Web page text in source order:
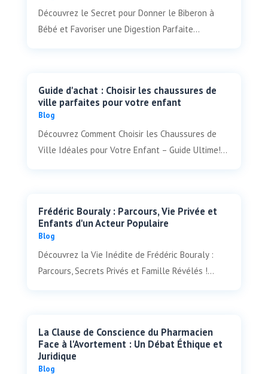
Découvrez le Secret pour Donner le Biberon à
Bébé et Favoriser une Digestion Parfaite...
Guide d'achat : Choisir les chaussures de
ville parfaites pour votre enfant
Blog
Découvrez Comment Choisir les Chaussures de
Ville Idéales pour Votre Enfant – Guide Ultime!...
Frédéric Bouraly : Parcours, Vie Privée et
Enfants d'un Acteur Populaire
Blog
Découvrez la Vie Inédite de Frédéric Bouraly :
Parcours, Secrets Privés et Famille Révélés !...
La Clause de Conscience du Pharmacien
Face à l'Avortement : Un Débat Éthique et
Juridique
Blog